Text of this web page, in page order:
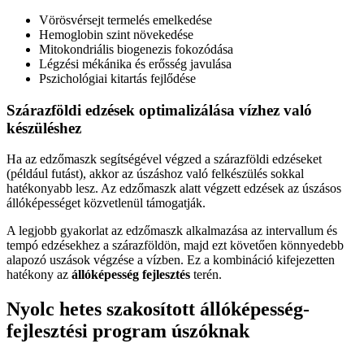
Vörösvérsejt termelés emelkedése
Hemoglobin szint növekedése
Mitokondriális biogenezis fokozódása
Légzési mékánika és erősség javulása
Pszichológiai kitartás fejlődése
Szárazföldi edzések optimalizálása vízhez való
készüléshez
Ha az edzőmaszk segítségével végzed a szárazföldi edzéseket
(például futást), akkor az úszáshoz való felkészülés sokkal
hatékonyabb lesz. Az edzőmaszk alatt végzett edzések az úszásos
állóképességet közvetlenül támogatják.
A legjobb gyakorlat az edzőmaszk alkalmazása az intervallum és
tempó edzésekhez a szárazföldön, majd ezt követően könnyedebb
alapozó uszások végzése a vízben. Ez a kombináció kifejezetten
hatékony az állóképesség fejlesztés terén.
Nyolc hetes szakosított állóképesség-
fejlesztési program úszóknak